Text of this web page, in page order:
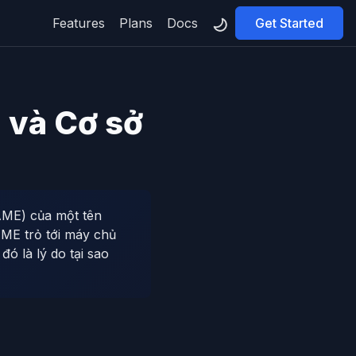
Features Plans Docs Get Started
Cơ sở
của một tên
trỏ tới máy chủ
là lý do tại sao